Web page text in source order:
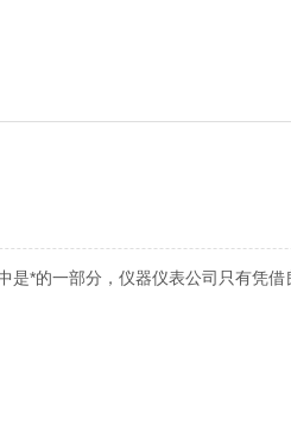
是*的一部分，仪器仪表公司只有凭